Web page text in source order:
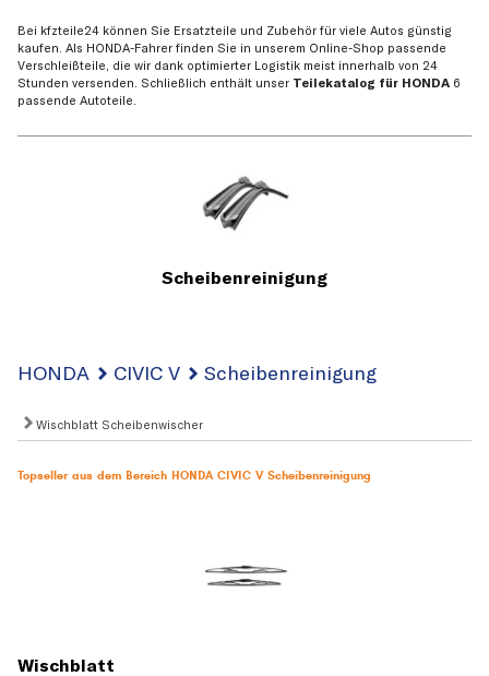
Bei kfzteile24 können Sie Ersatzteile und Zubehör für viele Autos günstig
kaufen. Als HONDA-Fahrer finden Sie in unserem Online-Shop passende
Verschleißteile, die wir dank optimierter Logistik meist innerhalb von 24
Stunden versenden. Schließlich enthält unser Teilekatalog für HONDA 6
passende Autoteile.
Scheibenreinigung
HONDA CIVIC V Scheibenreinigung
Wischblatt Scheibenwischer
Topseller aus dem Bereich HONDA CIVIC V Scheibenreinigung
Wischblatt